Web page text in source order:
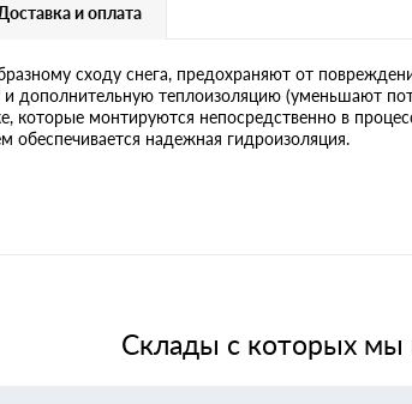
и оплата
сходу снега, предохраняют от
и дополнительную теплоизоляцию (уменьшают
монтируются непосредственно в
надежная гидроизоляция.
Склады с которых мы